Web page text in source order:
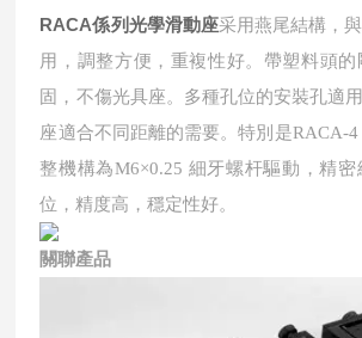
RACA係列光學滑動座采用燕尾結構，
用，調整方便，重複性好。帶塑料頭
固，不傷光具座。多種孔位的安裝孔適
座適合不同距離的需要。特別是RACA-
整機構為M6×0.25 細牙螺杆驅動，精
位，精度高，穩定性好。
關聯產品